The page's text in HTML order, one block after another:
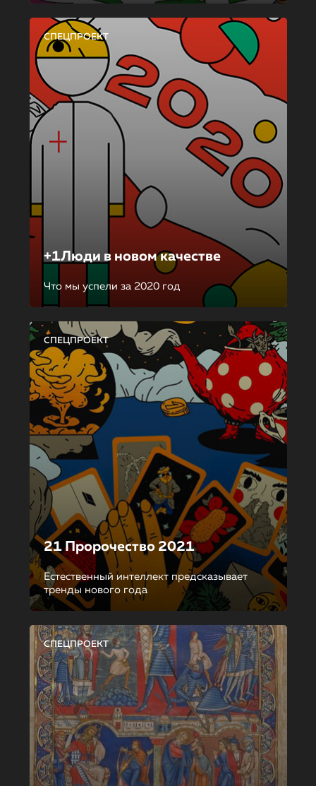
СПЕЦПРОЕКТ
+1Люди в новом качестве
Что мы успели за 2020 год
СПЕЦПРОЕКТ
21 Пророчество 2021
Естественный интеллект предсказывает
тренды нового года
СПЕЦПРОЕКТ